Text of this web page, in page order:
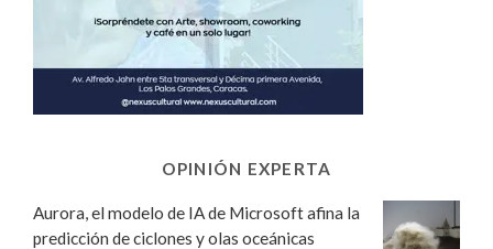
OPINIÓN EXPERTA
Aurora, el modelo de IA de Microsoft afina la
predicción de ciclones y olas oceánicas